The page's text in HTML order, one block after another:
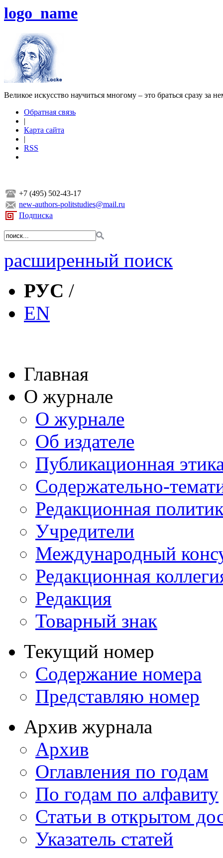
logo_name
Великое искусство научиться многому – это браться сразу за
Обратная связь
|
Карта сайта
|
RSS
+7 (495) 502-43-17
new-authors-politstudies@mail.ru
Подписка
расширенный поиск
РУС /
EN
Главная
О журнале
О журнале
Об издателе
Публикационная
Содержательно-
Редакционная
Учредители
Международный
Редакционная
Редакция
Товарный знак
Текущий номер
Содержание номера
Представляю номер
Архив журнала
Архив
Оглавления по годам
По годам по алфавиту
Статьи в открытом
Указатель статей